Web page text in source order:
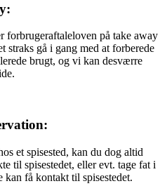
forbrugeraftaleloven på take away
straks gå i gang med at forberede
brugt, og vi kan desværre
et spisested, kan du dog altid
til spisestedet, eller evt. tage fat i
få kontakt til spisestedet.